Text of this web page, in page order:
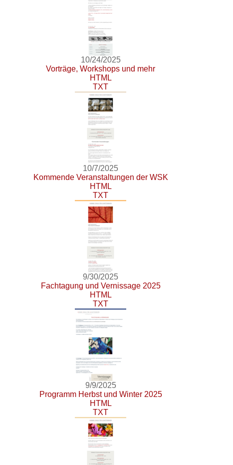
10/24/2025
Vorträge, Workshops und mehr
HTML
TXT
10/7/2025
Kommende Veranstaltungen der WSK
HTML
TXT
9/30/2025
Fachtagung und Vernissage 2025
HTML
TXT
9/9/2025
Programm Herbst und Winter 2025
HTML
TXT